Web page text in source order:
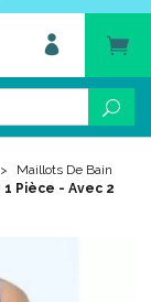
Maillots De Bain
1 Pièce - Avec 2